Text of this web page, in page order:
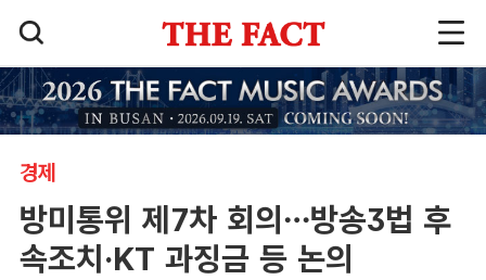
경제
방미통위 제7차 회의…방송3법 후
속조치·KT 과징금 등 논의